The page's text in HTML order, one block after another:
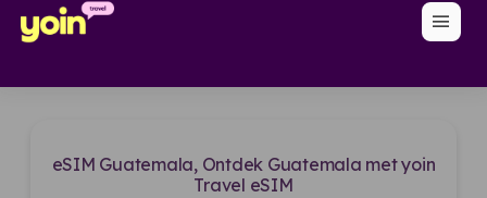
menu
eSIM Guatemala, Ontdek Guatemala met yoin
Travel eSIM